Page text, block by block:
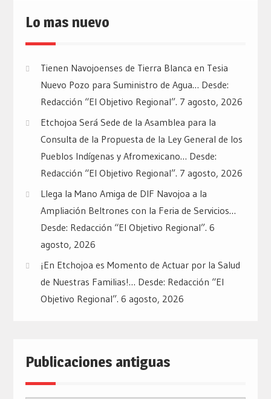
Lo mas nuevo
Tienen Navojoenses de Tierra Blanca en Tesia
Nuevo Pozo para Suministro de Agua… Desde:
Redacción “El Objetivo Regional”. 7 agosto, 2026
Etchojoa Será Sede de la Asamblea para la
Consulta de la Propuesta de la Ley General de los
Pueblos Indígenas y Afromexicano… Desde:
Redacción “El Objetivo Regional”. 7 agosto, 2026
Llega la Mano Amiga de DIF Navojoa a la
Ampliación Beltrones con la Feria de Servicios…
Desde: Redacción “El Objetivo Regional”. 6
agosto, 2026
¡En Etchojoa es Momento de Actuar por la Salud
de Nuestras Familias!… Desde: Redacción “El
Objetivo Regional”. 6 agosto, 2026
Publicaciones antiguas